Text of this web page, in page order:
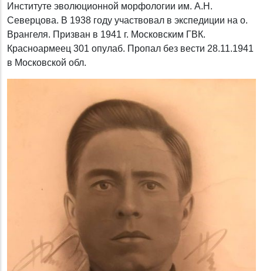
Институте эволюционной морфологии им. А.Н.
Северцова. В 1938 году участвовал в экспедиции на о.
Врангеля. Призван в 1941 г. Московским ГВК.
Красноармеец 301 опулаб. Пропал без вести 28.11.1941
в Московской обл.